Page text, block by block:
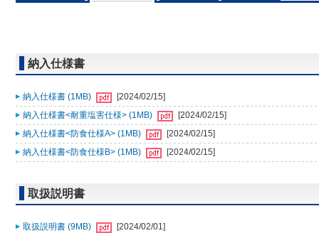
納入仕様書
納入仕様書 (1MB)
[2024/02/15]
納入仕様書<耐重塩害仕様> (1MB)
[2024/02/15]
納入仕様書<防食仕様A> (1MB)
[2024/02/15]
納入仕様書<防食仕様B> (1MB)
[2024/02/15]
取扱説明書
取扱説明書 (9MB) [2024/02/01]